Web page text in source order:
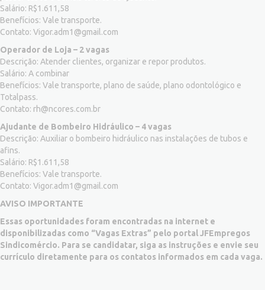
Salário: R$1.611,58
Benefícios: Vale transporte.
Contato: Vigor.adm1@gmail.com
Operador de Loja – 2 vagas
Descrição: Atender clientes, organizar e repor produtos.
Salário: A combinar
Benefícios: Vale transporte, plano de saúde, plano odontológico e
Totalpass.
Contato: rh@ncores.com.br
Ajudante de Bombeiro Hidráulico – 4 vagas
Descrição: Auxiliar o bombeiro hidráulico nas instalações de tubos e
afins.
Salário: R$1.611,58
Benefícios: Vale transporte.
Contato: Vigor.adm1@gmail.com
AVISO IMPORTANTE
Essas oportunidades foram encontradas na internet e
disponibilizadas como “Vagas Extras” pelo portal JFEmpregos
Sindicomércio. Para se candidatar, siga as instruções e envie seu
currículo diretamente para os contatos informados em cada vaga.